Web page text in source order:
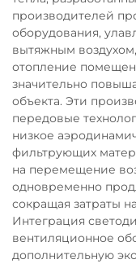
производителей
оборудования,
вытяжным
отопление
значительно
объекта. Эти
передовые
низкое
фильтрующих
на перемещение
одновременно
сокращая затраты
Интеграция
вентиляционное
дополнительную